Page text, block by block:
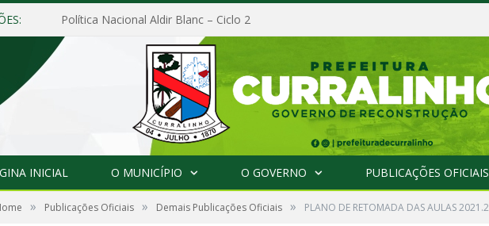
Política Nacional Aldir Blanc – Ciclo 2
INICIAL O MUNICÍPIO O GOVERNO PUBLICAÇÕES OFICIAIS
» Publicações Oficiais » Demais Publicações Oficiais » PLANO DE RETOMADA DAS AULAS 2021.2